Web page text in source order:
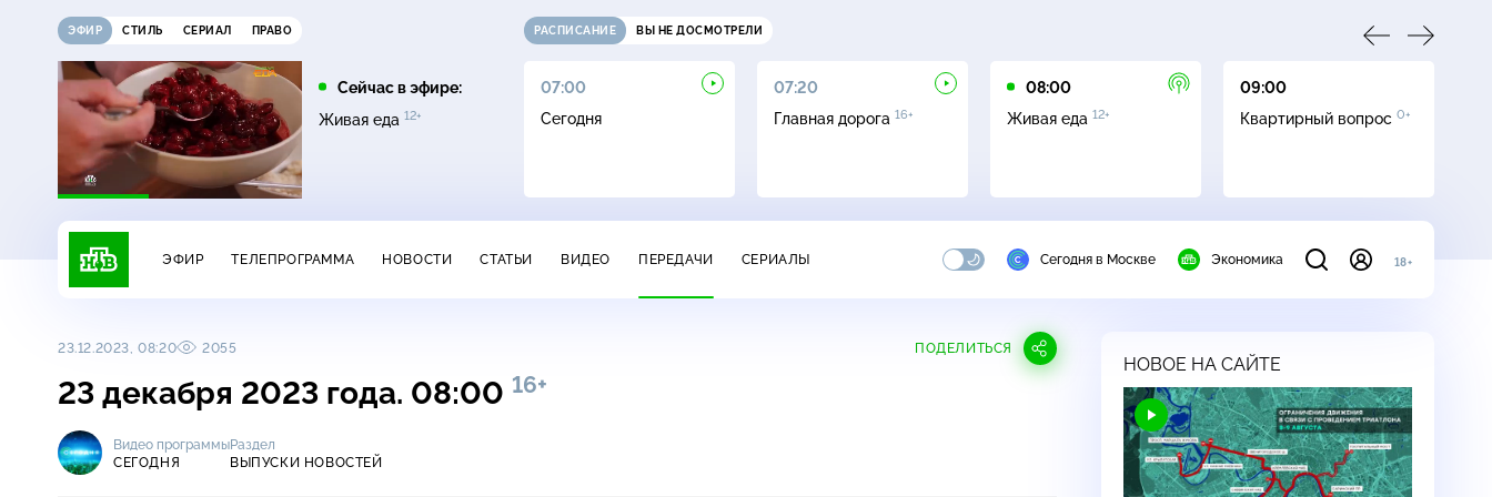
ЭФИР СТИЛЬ СЕРИАЛ ПРАВО
Сейчас в эфире:
Живая еда 12+
РАСПИСАНИЕ ВЫ НЕ ДОСМОТРЕЛИ
05:25
Поедем, поедим!16+
06:20
Едим Дома0+
07:00
Сегодня
07:20
Главная дорога 16+
08:00
Живая еда 12+
09:00
Квартирный вопрос 0+
ЭФИР ТЕЛЕПРОГРАММА НОВОСТИ СТАТЬИ ВИДЕО ПЕРЕДАЧИ СЕРИАЛЫ Сегодня в Москве Экономика 18+
23.12.2023, 08:20 2055 ПОДЕЛИТЬСЯ
23 декабря 2023 года. 08:00 16+
Видео программы
СЕГОДНЯ
Раздел
ВЫПУСКИ НОВОСТЕЙ
НОВОЕ НА САЙТЕ